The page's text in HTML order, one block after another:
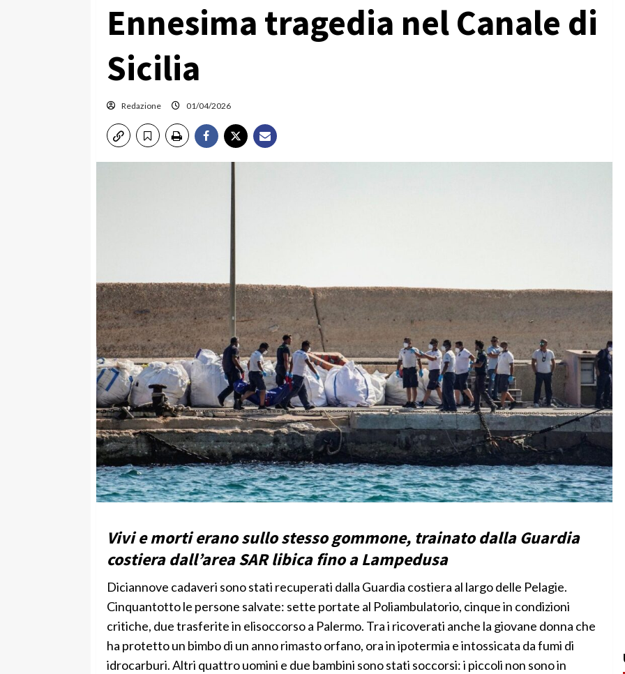
Ennesima tragedia nel Canale di
Sicilia
Redazione 01/04/2026
Vivi e morti erano sullo stesso gommone, trainato dalla Guardia
costiera dall’area SAR libica fino a Lampedusa
Diciannove cadaveri sono stati recuperati dalla Guardia costiera al largo delle Pelagie.
Cinquantotto le persone salvate: sette portate al Poliambulatorio, cinque in condizioni
critiche, due trasferite in elisoccorso a Palermo. Tra i ricoverati anche la giovane donna che
ha protetto un bimbo di un anno rimasto orfano, ora in ipotermia e intossicata da fumi di
idrocarburi. Altri quattro uomini e due bambini sono stati soccorsi: i piccoli non sono in